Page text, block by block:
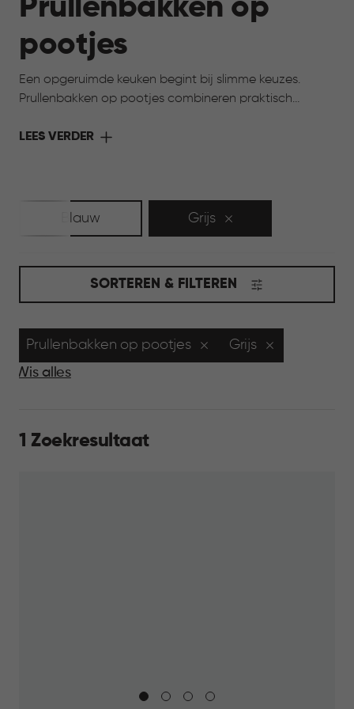
Prullenbakken op
pootjes
Een opgeruimde keuken begint bij slimme keuzes.
Prullenbakken op pootjes combineren praktisch
ontwerp maakt de prullenbak toegankelijk en zorgt
LEES VERDER
Blauw Grijs
SORTEREN & FILTEREN
Prullenbakken op pootjes
Grijs
Wis alles
1 Zoekresultaat